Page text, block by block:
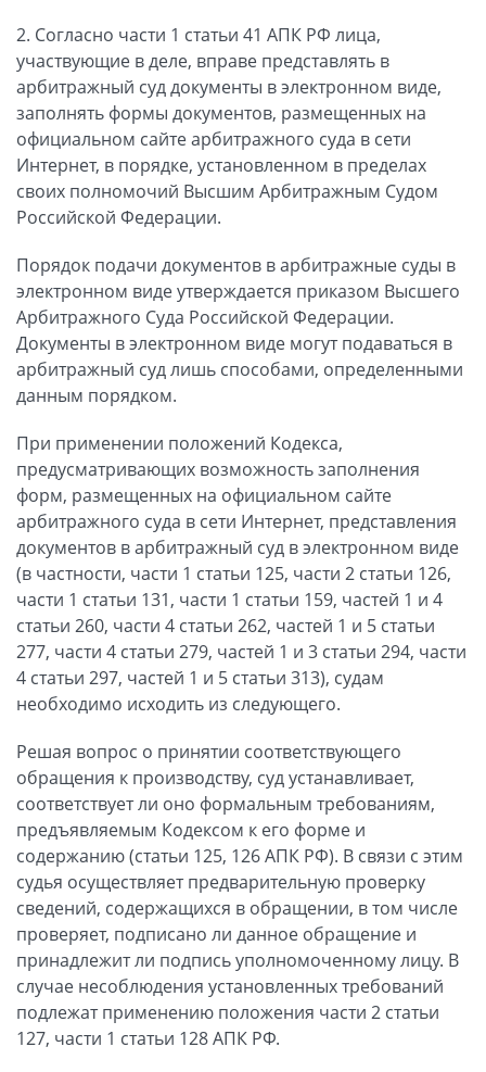
2. Согласно части 1 статьи 41 АПК РФ лица,
участвующие в деле, вправе представлять в
арбитражный суд документы в электронном виде,
заполнять формы документов, размещенных на
официальном сайте арбитражного суда в сети
Интернет, в порядке, установленном в пределах
своих полномочий Высшим Арбитражным Судом
Российской Федерации.
Порядок подачи документов в арбитражные суды в
электронном виде утверждается приказом Высшего
Арбитражного Суда Российской Федерации.
Документы в электронном виде могут подаваться в
арбитражный суд лишь способами, определенными
данным порядком.
При применении положений Кодекса,
предусматривающих возможность заполнения
форм, размещенных на официальном сайте
арбитражного суда в сети Интернет, представления
документов в арбитражный суд в электронном виде
(в частности, части 1 статьи 125, части 2 статьи 126,
части 1 статьи 131, части 1 статьи 159, частей 1 и 4
статьи 260, части 4 статьи 262, частей 1 и 5 статьи
277, части 4 статьи 279, частей 1 и 3 статьи 294, части
4 статьи 297, частей 1 и 5 статьи 313), судам
необходимо исходить из следующего.
Решая вопрос о принятии соответствующего
обращения к производству, суд устанавливает,
соответствует ли оно формальным требованиям,
предъявляемым Кодексом к его форме и
содержанию (статьи 125, 126 АПК РФ). В связи с этим
судья осуществляет предварительную проверку
сведений, содержащихся в обращении, в том числе
проверяет, подписано ли данное обращение и
принадлежит ли подпись уполномоченному лицу. В
случае несоблюдения установленных требований
подлежат применению положения части 2 статьи
127, части 1 статьи 128 АПК РФ.